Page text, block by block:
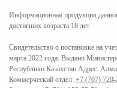
Информационная продукция
достигших возраста 18 лет
Свидетельство о постановке на
марта 2022 года. Выдано
Республики Казахстан Адрес:
Коммерческий отдел: +7 (707)